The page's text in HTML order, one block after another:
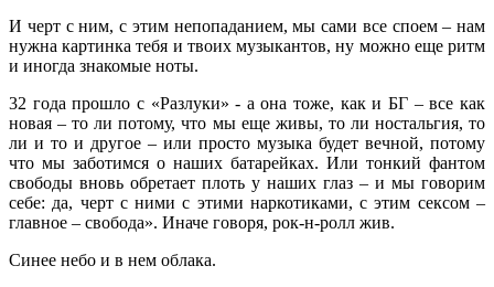
И черт с ним, с этим непопаданием, мы сами все споем – нам
нужна картинка тебя и твоих музыкантов, ну можно еще ритм
и иногда знакомые ноты.
32 года прошло с «Разлуки» - а она тоже, как и БГ – все как
новая – то ли потому, что мы еще живы, то ли ностальгия, то
ли и то и другое – или просто музыка будет вечной, потому
что мы заботимся о наших батарейках. Или тонкий фантом
свободы вновь обретает плоть у наших глаз – и мы говорим
себе: да, черт с ними с этими наркотиками, с этим сексом –
главное – свобода». Иначе говоря, рок-н-ролл жив.
Синее небо и в нем облака.